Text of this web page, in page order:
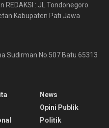
REDAKSI : JL.Tondonegoro
Kabupaten Pati Jawa
Sudirman No.507 Batu 65313
News
Opini Publik
Politik